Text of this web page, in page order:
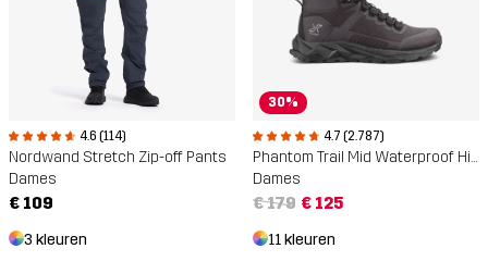
4.6 (114)
Nordwand Stretch Zip-off Pants
Dames
€ 109
3 kleuren
30%
4.7 (2.787)
Phantom Trail Mid Waterproof Hiking Boots
Dames
€ 179 € 125
11 kleuren